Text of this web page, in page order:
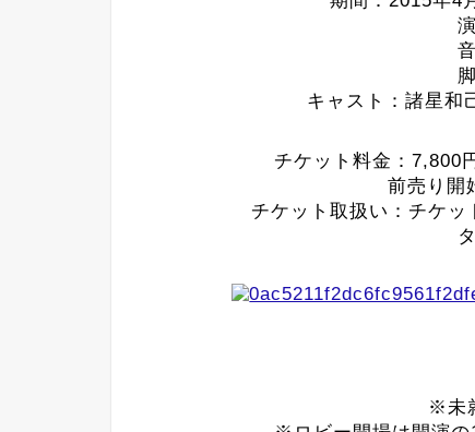
キャスト：諸星和
チケット料金：7,800
前売り開
チケット取扱い：チケ
※未